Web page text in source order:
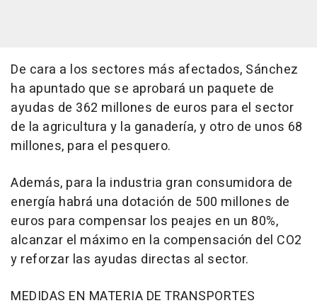
De cara a los sectores más afectados, Sánchez
ha apuntado que se aprobará un paquete de
ayudas de 362 millones de euros para el sector
de la agricultura y la ganadería, y otro de unos 68
millones, para el pesquero.
Además, para la industria gran consumidora de
energía habrá una dotación de 500 millones de
euros para compensar los peajes en un 80%,
alcanzar el máximo en la compensación del CO2
y reforzar las ayudas directas al sector.
MEDIDAS EN MATERIA DE TRANSPORTES